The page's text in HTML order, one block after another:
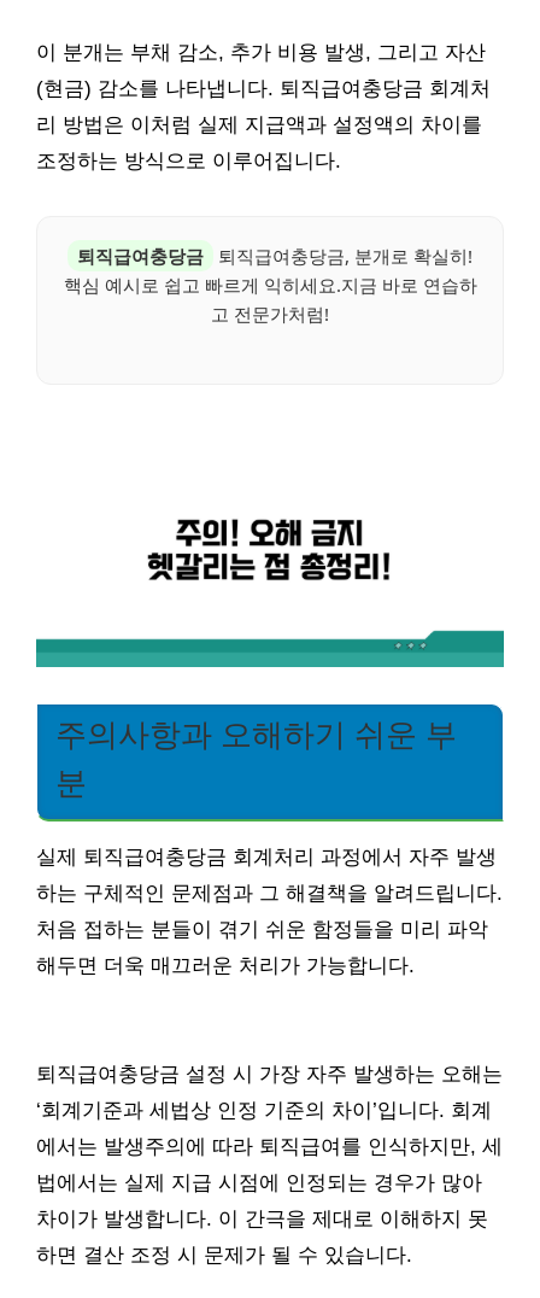
이 분개는 부채 감소, 추가 비용 발생, 그리고 자산
(현금) 감소를 나타냅니다. 퇴직급여충당금 회계처
리 방법은 이처럼 실제 지급액과 설정액의 차이를
조정하는 방식으로 이루어집니다.
퇴직급여충당금
퇴직급여충당금, 분개로 확실히!
핵심 예시로 쉽고 빠르게 익히세요.지금 바로 연습하
고 전문가처럼!
주의사항과 오해하기 쉬운 부
분
실제 퇴직급여충당금 회계처리 과정에서 자주 발생
하는 구체적인 문제점과 그 해결책을 알려드립니다.
처음 접하는 분들이 겪기 쉬운 함정들을 미리 파악
해두면 더욱 매끄러운 처리가 가능합니다.
퇴직급여충당금 설정 시 가장 자주 발생하는 오해는
‘회계기준과 세법상 인정 기준의 차이’입니다. 회계
에서는 발생주의에 따라 퇴직급여를 인식하지만, 세
법에서는 실제 지급 시점에 인정되는 경우가 많아
차이가 발생합니다. 이 간극을 제대로 이해하지 못
하면 결산 조정 시 문제가 될 수 있습니다.